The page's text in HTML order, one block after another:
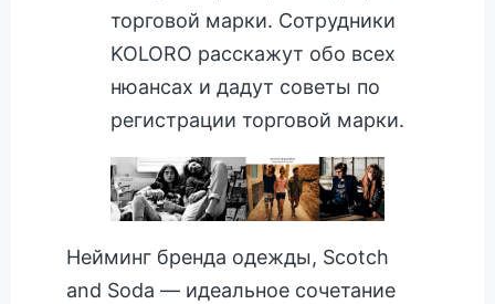
торговой марки. Сотрудники
KOLORO расскажут обо всех
нюансах и дадут советы по
регистрации торговой марки.
Нейминг бренда одежды, Scotch
and Soda — идеальное сочетание